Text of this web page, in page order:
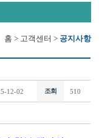
홈 > 고객센터 > 공지사항
12-02 조회 510